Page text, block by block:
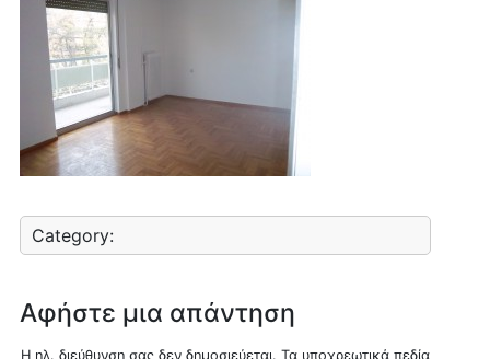
Category:
Αφήστε μια απάντηση
Η ηλ. διεύθυνση σας δεν δημοσιεύεται. Τα υποχρεωτικά πεδία